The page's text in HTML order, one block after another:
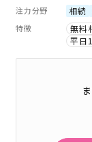
注力分野 相続
特徴 無料
平日